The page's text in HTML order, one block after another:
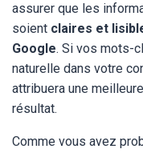
assurer que les
soient claires et
Google. Si vos mots-
naturelle dans votre
attribuera une
résultat.
Comme vous avez